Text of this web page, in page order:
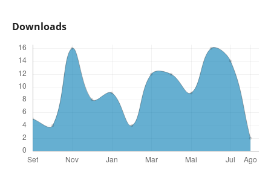
Downloads